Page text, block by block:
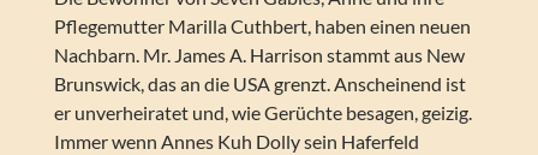
Pflegemutter Marilla Cuthbert, haben einen neuen
Nachbarn. Mr. James A. Harrison stammt aus New
Brunswick, das an die USA grenzt. Anscheinend ist
er unverheiratet und, wie Gerüchte besagen, geizig.
Immer wenn Annes Kuh Dolly sein Haferfeld